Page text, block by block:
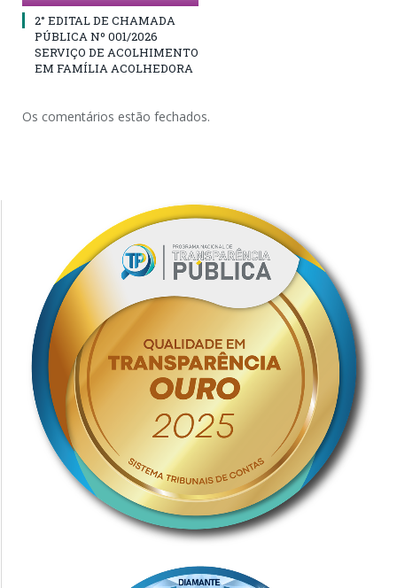
2° EDITAL DE CHAMADA
PÚBLICA Nº 001/2026
SERVIÇO DE ACOLHIMENTO
EM FAMÍLIA ACOLHEDORA
Os comentários estão fechados.